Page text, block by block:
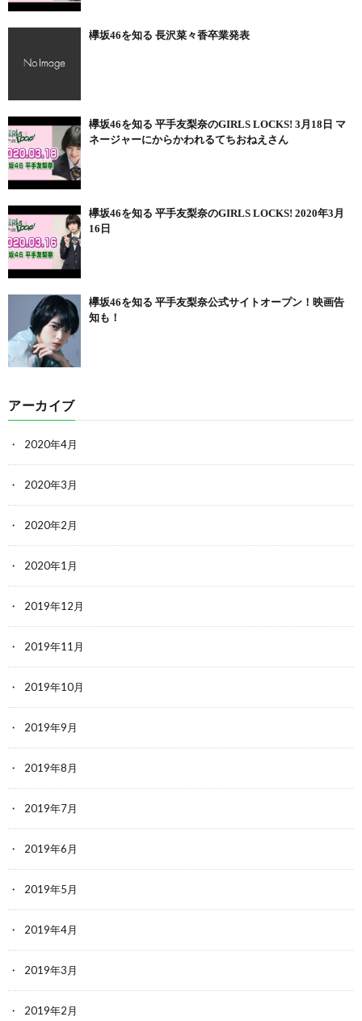
欅坂46を知る 長沢菜々香卒業発表
欅坂46を知る 平手友梨奈のGIRLS LOCKS! 3月18日 マ
ネージャーにからかわれるてちおねえさん
欅坂46を知る 平手友梨奈のGIRLS LOCKS! 2020年3月
16日
欅坂46を知る 平手友梨奈公式サイトオープン！映画告
知も！
アーカイブ
2020年4月
2020年3月
2020年2月
2020年1月
2019年12月
2019年11月
2019年10月
2019年9月
2019年8月
2019年7月
2019年6月
2019年5月
2019年4月
2019年3月
2019年2月